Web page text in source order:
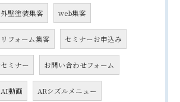
外壁塗装集客 web集客
リフォーム集客 セミナーお申込み
セミナー お問い合わせフォーム
AI動画 ARシズルメニュー